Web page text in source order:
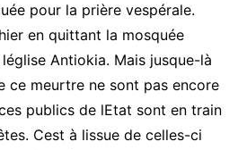
pour la prière vespérale.
en quittant la mosquée
Antiokia. Mais jusque-là
ce meurtre ne sont pas encore
publics de lEtat sont en train
Cest à lissue de celles-ci